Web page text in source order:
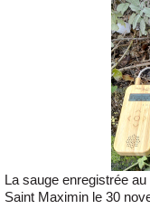
La sauge enregistrée
Saint Maximin le 30